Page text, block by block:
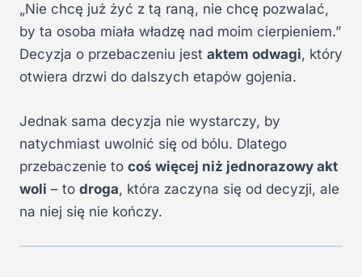
„Nie chcę już żyć z tą raną, nie chcę pozwalać,
by ta osoba miała władzę nad moim cierpieniem.”
Decyzja o przebaczeniu jest aktem odwagi, który
otwiera drzwi do dalszych etapów gojenia.
Jednak sama decyzja nie wystarczy, by
natychmiast uwolnić się od bólu. Dlatego
przebaczenie to coś więcej niż jednorazowy akt
woli – to droga, która zaczyna się od decyzji, ale
na niej się nie kończy.